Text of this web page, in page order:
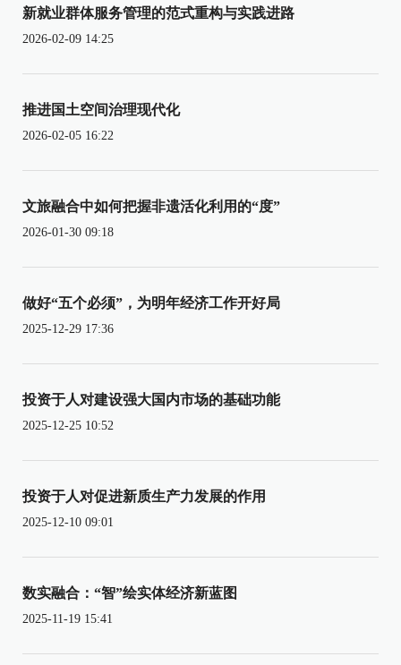
新就业群体服务管理的范式重构与实践进路
2026-02-09 14:25
推进国土空间治理现代化
2026-02-05 16:22
文旅融合中如何把握非遗活化利用的“度”
2026-01-30 09:18
做好“五个必须”，为明年经济工作开好局
2025-12-29 17:36
投资于人对建设强大国内市场的基础功能
2025-12-25 10:52
投资于人对促进新质生产力发展的作用
2025-12-10 09:01
数实融合：“智”绘实体经济新蓝图
2025-11-19 15:41